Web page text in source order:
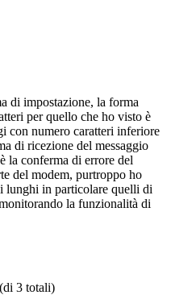
di impostazione, la forma
per quello che ho visto è
con numero caratteri inferiore
di ricezione del messaggio
la conferma di errore del
del modem, purtroppo ho
lunghi in particolare quelli di
la funzionalità di
3 totali)